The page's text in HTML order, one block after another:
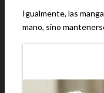
Igualmente, las
mano, sino